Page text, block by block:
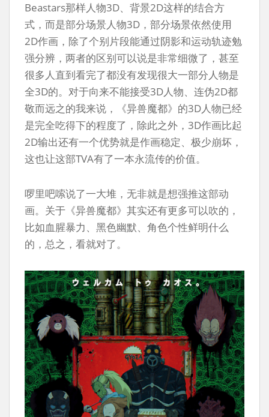
Beastars那样人物3D、背景2D这样的结合方
式，而是部分场景人物3D，部分场景依然使用
2D作画，除了个别片段能通过阴影和运动轨迹勉
强分辨，两者的区别可以说是非常细微了，甚至
很多人直到看完了都没有发现很大一部分人物是
全3D的。对于向来不能接受3D人物、连伪2D都
敬而远之的我来说，《异兽魔都》的3D人物已经
是完全吃得下的程度了，除此之外，3D作画比起
2D输出还有一个优势就是作画稳定、极少崩坏，
这也让这部TVA有了一本永流传的价值。
啰里吧嗦说了一大堆，无非就是想强推这部动
画。关于《异兽魔都》其实还有更多可以吹的，
比如血腥暴力、黑色幽默、角色个性鲜明什么
的，总之，看就对了。